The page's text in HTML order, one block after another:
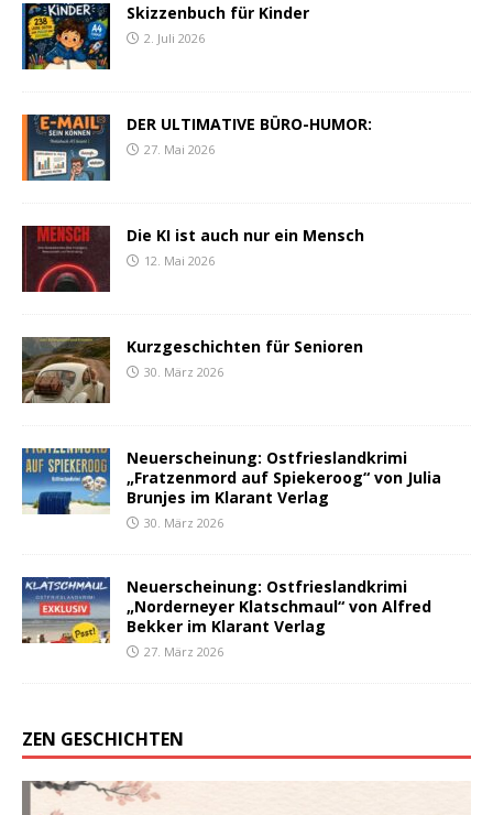
Skizzenbuch für Kinder
2. Juli 2026
DER ULTIMATIVE BÜRO-HUMOR:
27. Mai 2026
Die KI ist auch nur ein Mensch
12. Mai 2026
Kurzgeschichten für Senioren
30. März 2026
Neuerscheinung: Ostfrieslandkrimi
„Fratzenmord auf Spiekeroog“ von Julia
Brunjes im Klarant Verlag
30. März 2026
Neuerscheinung: Ostfrieslandkrimi
„Norderneyer Klatschmaul“ von Alfred
Bekker im Klarant Verlag
27. März 2026
ZEN GESCHICHTEN